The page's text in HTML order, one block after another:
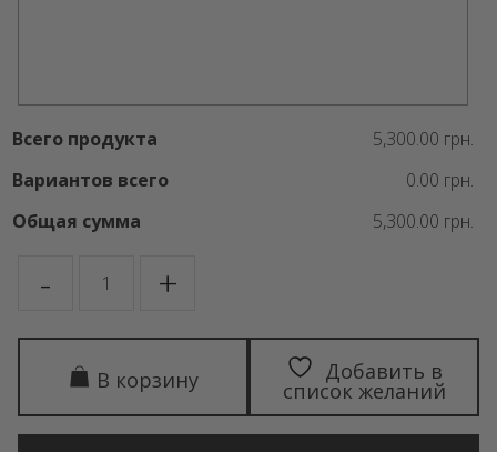
Всего продукта
5,300.00 грн.
Вариантов всего
0.00 грн.
Общая сумма
5,300.00 грн.
- товара +
В корзину Добавить в
список желаний